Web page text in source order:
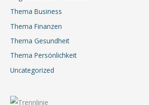
Thema Business
Thema Finanzen
Thema Gesundheit
Thema Persönlichkeit
Uncategorized